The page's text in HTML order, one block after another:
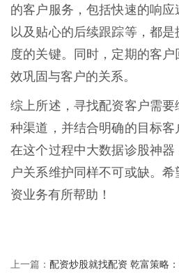
的客户服务，包括快速的响
以及贴心的后续跟踪等，都
度的关键。同时，定期的客
效巩固与客户的关系。
综上所述，寻找配资客户需
种渠道，并结合明确的目标客
在这个过程中大数据诊股神
户关系维护同样不可或缺。
资业务有所帮助！
上一篇： 配资炒股就找配资 乾富策略